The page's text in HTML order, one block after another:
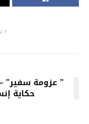
” عزومة سفير”
حكاية